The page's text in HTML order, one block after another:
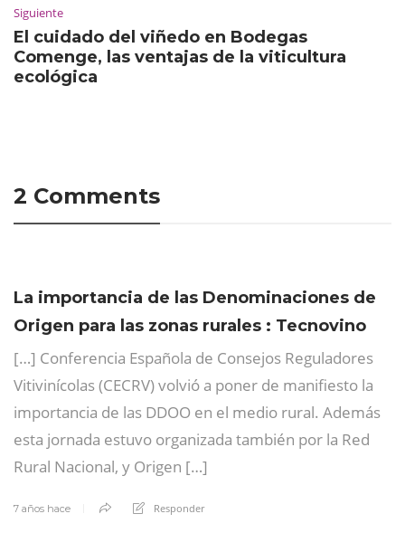
Siguiente
El cuidado del viñedo en Bodegas
Comenge, las ventajas de la viticultura
ecológica
2 Comments
La importancia de las Denominaciones de
Origen para las zonas rurales : Tecnovino
[…] Conferencia Española de Consejos Reguladores
Vitivinícolas (CECRV) volvió a poner de manifiesto la
importancia de las DDOO en el medio rural. Además
esta jornada estuvo organizada también por la Red
Rural Nacional, y Origen […]
7 años hace Responder